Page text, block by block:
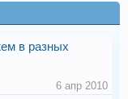
в разных
6 апр 2010